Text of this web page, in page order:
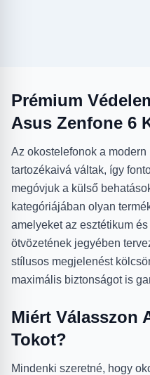
Prémium
Asus Zenfone 6
Az okostelefonok a
tartozékaivá váltak, így
megóvjuk a külső
kategóriájában olyan
amelyeket az esztétikum
ötvözetének jegyében
stílusos megjelenést
maximális biztonságot is
Miért Válasszon
Tokot?
Mindenki szeretné, hogy